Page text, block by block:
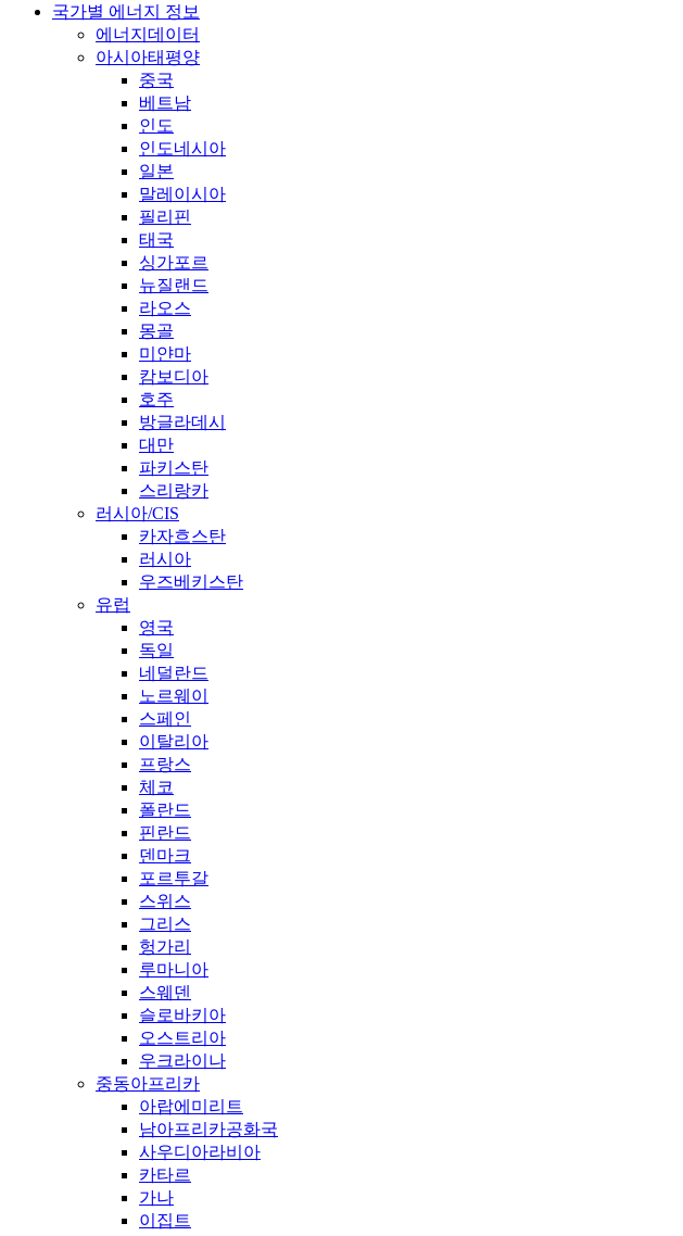
국가별 에너지 정보
에너지데이터
아시아태평양
중국
베트남
인도
인도네시아
일본
말레이시아
필리핀
태국
싱가포르
뉴질랜드
라오스
몽골
미얀마
캄보디아
호주
방글라데시
대만
파키스탄
스리랑카
러시아/CIS
카자흐스탄
러시아
우즈베키스탄
유럽
영국
독일
네덜란드
노르웨이
스페인
이탈리아
프랑스
체코
폴란드
핀란드
덴마크
포르투갈
스위스
그리스
헝가리
루마니아
스웨덴
슬로바키아
오스트리아
우크라이나
중동아프리카
아랍에미리트
남아프리카공화국
사우디아라비아
카타르
가나
이집트